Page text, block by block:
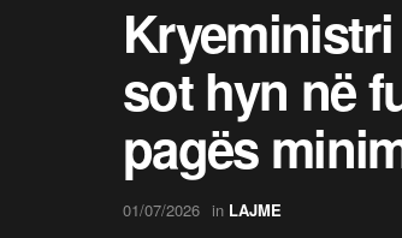
sot hyn në
pagës
01/07/2026 in LAJME